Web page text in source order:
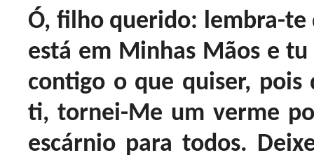
Ó, filho querido: lembra-te
está em Minhas Mãos e
contigo o que quiser, pois
ti, tornei-Me um verme
escárnio para todos.